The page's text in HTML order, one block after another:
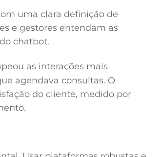
uma clara definição de
e gestores entendam as
chatbot.
as interações mais
agendava consultas. O
do cliente, medido por